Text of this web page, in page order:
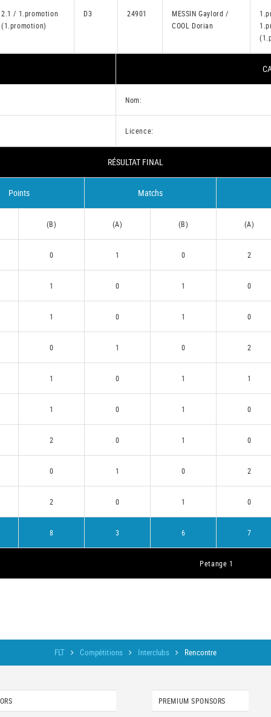
2.1 / 1.promotion
(1.promotion)
D3 24901
MESSIN Gaylord /
COOL Dorian
Nom:
Licence:
RÉSULTAT FINAL
Points Matchs
(B) (A) (B) (A)
0 1 0 2
1 0 1 0
1 0 1 0
0 1 0 2
1 0 1 1
1 0 1 0
2 0 1 0
0 1 0 2
2 0 1 0
8 3 6 7
Petange 1
FLT Compétitions Interclubs Rencontre
PREMIUM SPONSORS